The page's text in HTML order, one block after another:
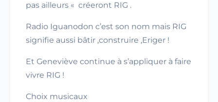
pas ailleurs « créeront RIG .
Radio Iguanodon c’est son nom mais RIG
signifie aussi bâtir ,construire ,Eriger !
Et Geneviève continue à s’appliquer à faire
vivre RIG !
Choix musicaux